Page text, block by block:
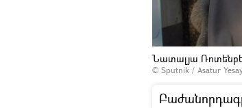
Նատալյա
© Sputnik / Asatur